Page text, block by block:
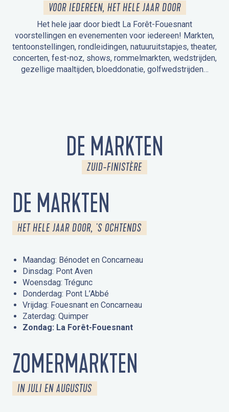
VOOR IEDEREEN, HET HELE JAAR DOOR
Het hele jaar door biedt La Forêt-Fouesnant
voorstellingen en evenementen voor iedereen! Markten,
tentoonstellingen, rondleidingen, natuuruitstapjes, theater,
concerten, fest-noz, shows, rommelmarkten, wedstrijden,
gezellige maaltijden, bloeddonatie, golfwedstrijden…
DE MARKTEN
ZUID-FINISTÈRE
DE MARKTEN
HET HELE JAAR DOOR, 'S OCHTENDS
Maandag: Bénodet en Concarneau
Dinsdag: Pont Aven
Woensdag: Trégunc
Donderdag: Pont L’Abbé
Vrijdag: Fouesnant en Concarneau
Zaterdag: Quimper
Zondag: La Forêt-Fouesnant
ZOMERMARKTEN
IN JULI EN AUGUSTUS